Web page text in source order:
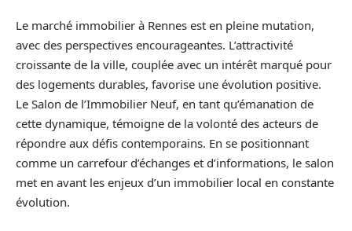
Le marché immobilier à Rennes est en pleine mutation,
avec des perspectives encourageantes. L’attractivité
croissante de la ville, couplée avec un intérêt marqué pour
des logements durables, favorise une évolution positive.
Le Salon de l’Immobilier Neuf, en tant qu’émanation de
cette dynamique, témoigne de la volonté des acteurs de
répondre aux défis contemporains. En se positionnant
comme un carrefour d’échanges et d’informations, le salon
met en avant les enjeux d’un immobilier local en constante
évolution.